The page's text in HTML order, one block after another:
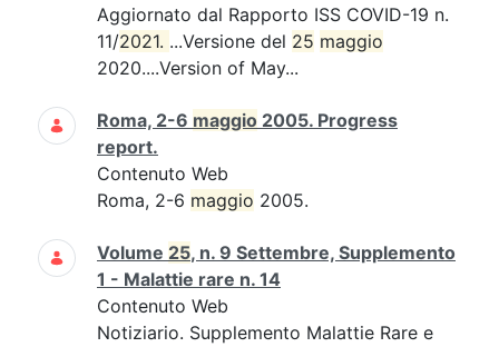
Aggiornato dal Rapporto ISS COVID-19 n.
11/2021. ...Versione del 25 maggio
2020....Version of May...
Roma, 2-6 maggio 2005. Progress
report.
Contenuto Web
Roma, 2-6 maggio 2005.
Volume 25, n. 9 Settembre, Supplemento
1 - Malattie rare n. 14
Contenuto Web
Notiziario. Supplemento Malattie Rare e